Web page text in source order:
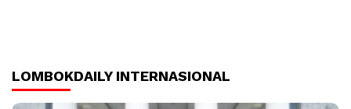
LOMBOKDAILY INTERNASIONAL